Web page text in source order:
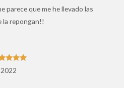
parece que me he llevado las
la repongan!!
5de 5